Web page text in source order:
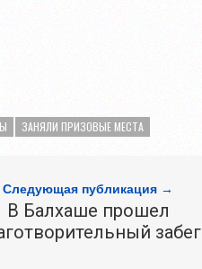
ЗАНЯЛИ ПРИЗОВЫЕ МЕСТА
Следующая публикация →
В Балхаше прошел
забег